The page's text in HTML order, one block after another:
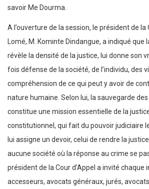
savoir Me Dourma.
A l’ouverture de la session, le président de la
Lomé, M. Kominte Dindangue, a indiqué que
révèle la densité de la justice, lui donne son
fois défense de la société, de l’individu, des
compréhension de ce qui peut y avoir de
nature humaine. Selon lui, la sauvegarde
constitue une mission essentielle de la
constitutionnel, qui fait du pouvoir judiciaire
lui assigne un devoir, celui de rendre la
aucune société où la réponse au crime se
président de la Cour d’Appel a invité chaque
accesseurs, avocats généraux, jurés,